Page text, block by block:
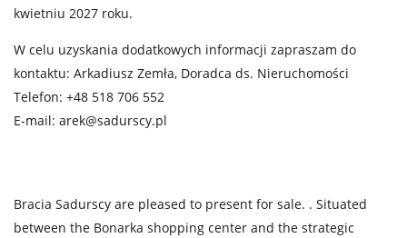
kwietniu 2027 roku.
W celu uzyskania dodatkowych informacji zapraszam do
kontaktu: Arkadiusz Zemła, Doradca ds. Nieruchomości
Telefon: +48 518 706 552
E-mail: arek@sadurscy.pl
Bracia Sadurscy are pleased to present for sale. . Situated
between the Bonarka shopping center and the strategic